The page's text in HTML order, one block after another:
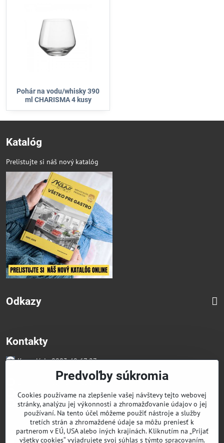
Pohár na vodu/whisky 390
ml CHARISMA 4 kusy
Katalóg
Prelistujte si náš nový katalóg
Odkazy
Kontakty
Kancelária 0903 49 67 27
Faktúry/Reklamácia 0914 27 44 27
Email skglass@skglass.sk
Projekty gastro@skglass.sk
Osobný Odber Bratislavská 919/4 Dunajská Streda
Predvoľby súkromia
Cookies používame na zlepšenie vašej návštevy tejto webovej
stránky, analýzu jej výkonnosti a zhromažďovanie údajov o jej
používaní. Na tento účel môžeme použiť nástroje a služby
tretích strán a zhromaždené údaje sa môžu preniesť k
partnerom v EÚ, USA alebo iných krajinách. Kliknutím na „Prijať
všetky cookies“ vyjadrujete svoj súhlas s týmto spracovaním.